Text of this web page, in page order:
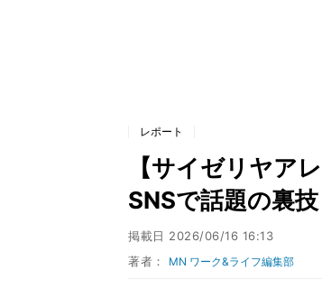
レポート
【サイゼリヤア
SNSで話題の裏
掲載日 2026/06/16 16:13
著者： MN ワーク&ライフ編集部